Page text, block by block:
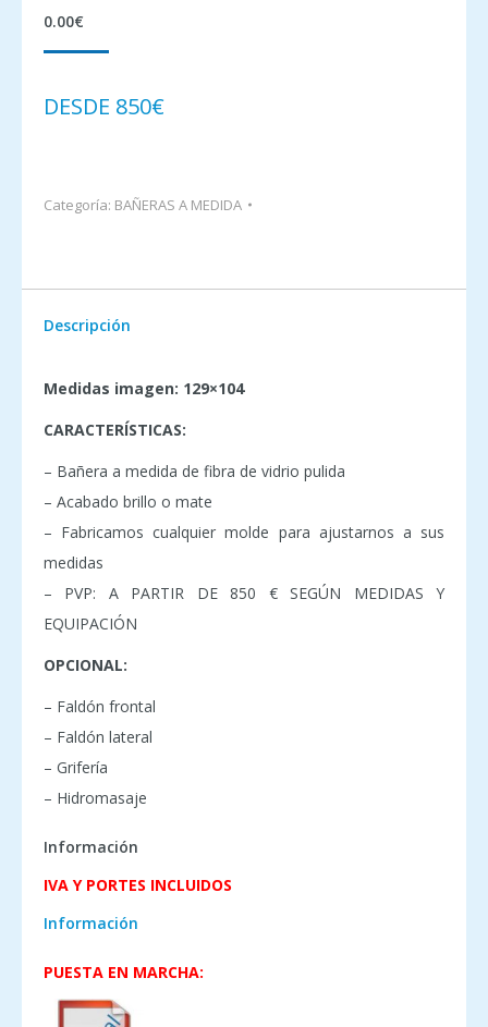
0.00€
DESDE 850€
Categoría: BAÑERAS A MEDIDA
Descripción
Medidas imagen: 129×104
CARACTERÍSTICAS:
– Bañera a medida de fibra de vidrio pulida
– Acabado brillo o mate
– Fabricamos cualquier molde para ajustarnos a sus
medidas
– PVP: A PARTIR DE 850 € SEGÚN MEDIDAS Y
EQUIPACIÓN
OPCIONAL:
– Faldón frontal
– Faldón lateral
– Grifería
– Hidromasaje
Información
IVA Y PORTES INCLUIDOS
Información
PUESTA EN MARCHA: